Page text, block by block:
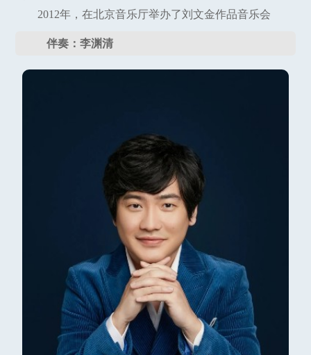
2012年，在北京音乐厅举办了刘文金作品音乐会
伴奏：李渊清